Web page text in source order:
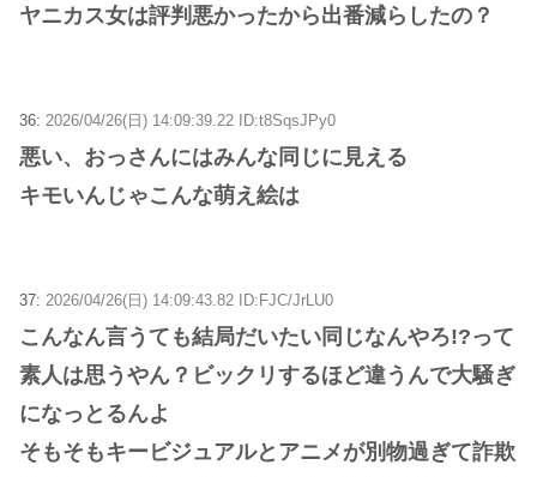
ヤニカス女は評判悪かったから出番減らしたの？
36: 2026/04/26(日) 14:09:39.22 ID:t8SqsJPy0
悪い、おっさんにはみんな同じに見える
キモいんじゃこんな萌え絵は
37: 2026/04/26(日) 14:09:43.82 ID:FJC/JrLU0
こんなん言うても結局だいたい同じなんやろ!?って
素人は思うやん？ビックリするほど違うんで大騒ぎ
になっとるんよ
そもそもキービジュアルとアニメが別物過ぎて詐欺